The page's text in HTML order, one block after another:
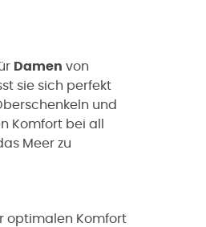
Damen von
sie sich perfekt
und
Komfort bei all
Meer zu
optimalen Komfort